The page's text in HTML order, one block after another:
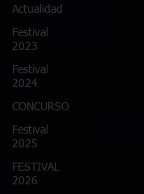
Actualidad
Festival
2023
Festival
2024
CONCURSO
Festival
2025
FESTIVAL
2026